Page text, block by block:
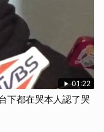
01:22
下都在哭本人認了哭